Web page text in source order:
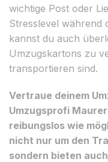
wichtige Post oder
Stresslevel während
kannst du auch
Umzugskartons zu
transportieren sind.
Vertraue deinem
Umzugsprofi
reibungslos wie
nicht nur um den
sondern bieten